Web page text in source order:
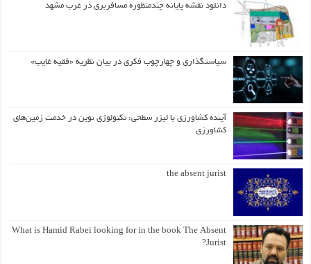
دانلود نقشه پایانه چندمنظوره مسافربری در غرب مشهد
سیاستگذاری و چهارچوب فکری در بیان نظریه «فقیه غایب»
آینده کشاورزی با لیزر سطحی: تکنولوژی نوین در خدمت زمین‌های
کشاورزی
the absent jurist
What is Hamid Rabei looking for in the book The Absent
Jurist?